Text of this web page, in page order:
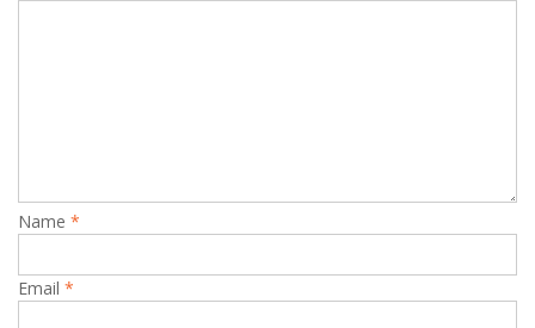
Name *
Email *